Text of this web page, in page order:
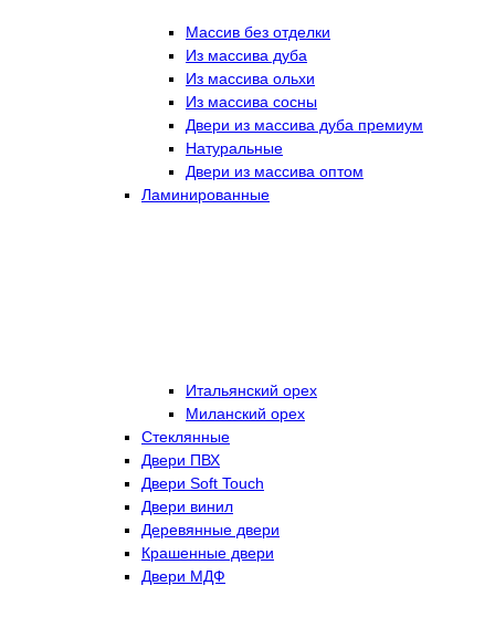
Массив без отделки
Из массива дуба
Из массива ольхи
Из массива сосны
Двери из массива дуба премиум
Натуральные
Двери из массива оптом
Ламинированные
Итальянский орех
Миланский орех
Стеклянные
Двери ПВХ
Двери Soft Touch
Двери винил
Деревянные двери
Крашенные двери
Двери МДФ